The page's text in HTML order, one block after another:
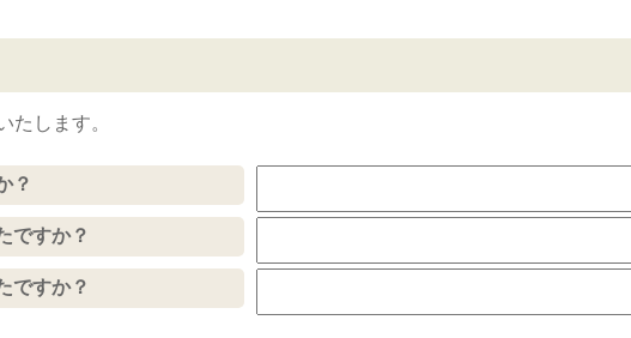
たします。
？
ですか？
ですか？